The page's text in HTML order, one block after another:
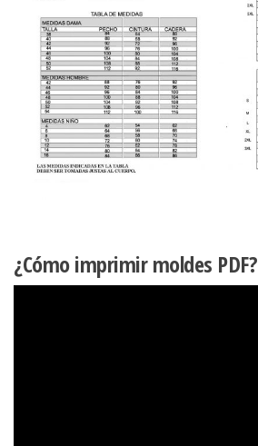
¿Cómo imprimir moldes PDF?